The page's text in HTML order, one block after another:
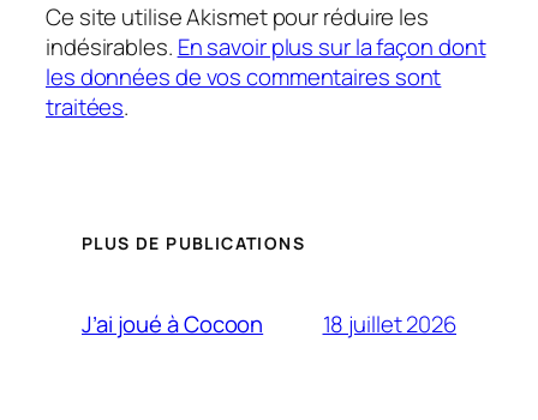
Ce site utilise Akismet pour réduire les
indésirables. En savoir plus sur la façon dont
les données de vos commentaires sont
traitées.
PLUS DE PUBLICATIONS
J’ai joué à Cocoon 18 juillet 2026